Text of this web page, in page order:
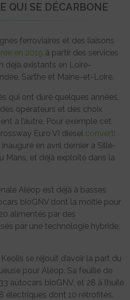
QUI SE DÉCARBONE
ferroviaires et des liaisons
en 2019 à partir des services
déjà existants en Loire-
Sarthe et Maine-et-Loire.
qui ont duré quelques années,
opérateurs et des choix
à l’autre. Pour exemple cet
Euro VI diesel converti
inauguré en avril dernier à Sillé-
Mans, et déjà exploité dans la
Aléop est déjà à basses
bioGNV dont la moitié pour
alimentés par des
par une technologie hybride,
se réjouit d’avoir la part du
pour Aléop. Sa feuille de
autocars bioGNV, et 28 à l’huile
électriques dont 10 rétrofités.